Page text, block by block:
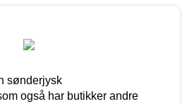
sønderjysk
også har butikker andre